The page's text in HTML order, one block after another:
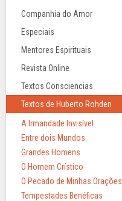
Companhia do Amor
Especiais
Mentores Espirituais
Revista Online
Textos Consciencias
Textos de Huberto Rohden
A Irmandade Invisível
Entre dois Mundos
Grandes Homens
O Homem Crístico
O Pecado de Minhas Orações
Tempestades Benéficas